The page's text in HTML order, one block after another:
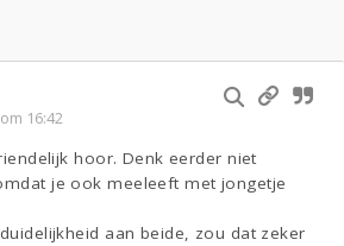
16:42
hoor. Denk eerder niet
je ook meeleeft met jongetje
aan beide, zou dat zeker